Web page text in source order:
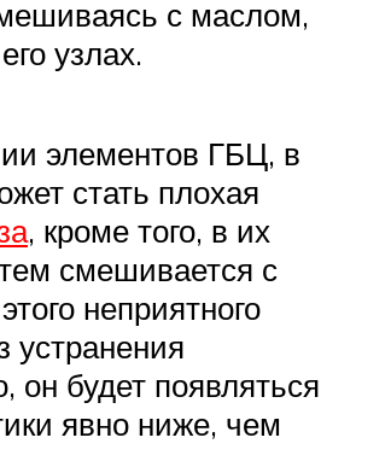
с маслом,
узлах.
элементов ГБЦ, в
стать плохая
, кроме того, в их
смешивается с
неприятного
устранения
он будет появляться
явно ниже, чем